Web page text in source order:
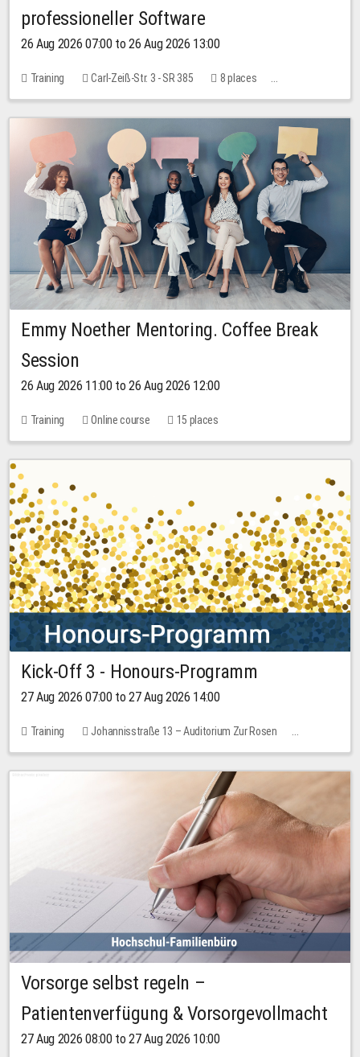
professioneller Software
26 Aug 2026 07:00 to 26 Aug 2026 13:00
Training Carl-Zeiß-Str. 3 - SR 385
8 places
20.00 EUR
Emmy Noether Mentoring. Coffee Break
Session
26 Aug 2026 11:00 to 26 Aug 2026 12:00
Training Online course 15 places
Kick-Off 3 - Honours-Programm
27 Aug 2026 07:00 to 27 Aug 2026 14:00
Training
Johannisstraße 13 – Auditorium Zur Rosen
11 places
Vorsorge selbst regeln –
Patientenverfügung & Vorsorgevollmacht
27 Aug 2026 08:00 to 27 Aug 2026 10:00